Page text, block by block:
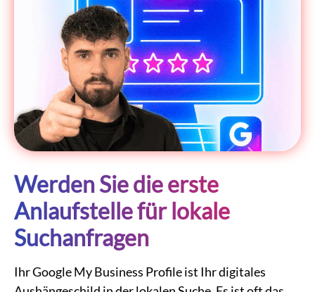
Werden Sie die erste
Anlaufstelle für lokale
Suchanfragen
Ihr Google My Business Profile ist Ihr digitales